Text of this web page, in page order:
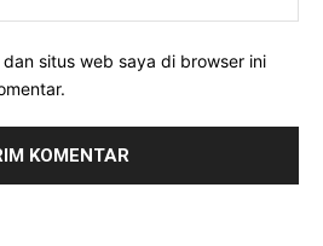
dan situs web saya di browser ini